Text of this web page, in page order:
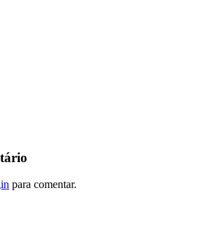
para comentar.